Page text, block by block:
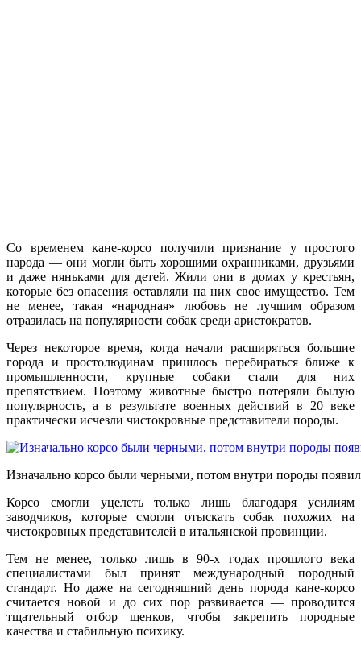
Со временем кане-корсо получили признание у простого
народа — они могли быть хорошими охранниками, друзьями
и даже няньками для детей. Жили они в домах у крестьян,
которые без опасения оставляли на них свое имущество. Тем
не менее, такая «народная» любовь не лучшим образом
отразилась на популярности собак среди аристократов.
Через некоторое время, когда начали расширяться большие
города и простолюдинам пришлось перебираться ближе к
промышленности, крупные собаки стали для них
препятствием. Поэтому животные быстро потеряли былую
популярность, а в результате военных действий в 20 веке
практически исчезли чистокровные представители породы.
Изначально корсо были черными, потом внутри породы
Корсо смогли уцелеть только лишь благодаря усилиям
заводчиков, которые смогли отыскать собак похожих на
чистокровных представителей в итальянской провинции.
Тем не менее, только лишь в 90-х годах прошлого века
специалистами был принят международный породный
стандарт. Но даже на сегодняшний день порода кане-корсо
считается новой и до сих пор развивается — проводится
тщательный отбор щенков, чтобы закрепить породные
качества и стабильную психику.